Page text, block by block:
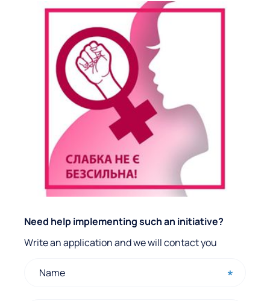
Q
u
Need help implementing such an initiative?
Write an application and we will contact you